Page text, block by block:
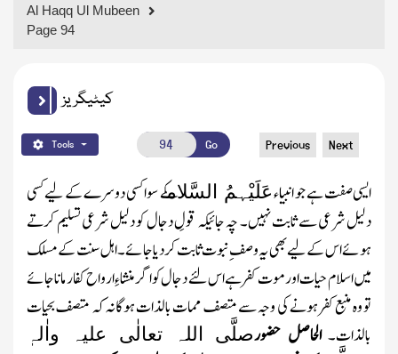
Al Haqq Ul Mubeen
Page 94
کیٹیگریز
Tools Go Previous Next
ایسی صفت ہے جو انبیاءعَلَیْہمُ السَّلامکے سوا کسی دوسرے کے لیے کسی
دلیل شرعی سے ثابت نہیں۔ چہ جائیکہ قولِ دجال کو دلیل شرعی تسلیم کرتے
ہوئے اس کے لیے بھی یہ وصفِ نبوت ثابت کردیا جائے۔اہل سنت کے مسلک
میں اسلام حیات اور موت کفر ہے اس لئے دجال کو اگر منشاءِ ارواح کفار مانا جائے
تو وہ منبع کفر ہونے کی وجہ سے متصف ممات بالذات ہوگانہ کہ متصف بحیات
بالذات۔الحاصل حضورصلَّی اللہ تعالٰی علیہ واٰلہٖ